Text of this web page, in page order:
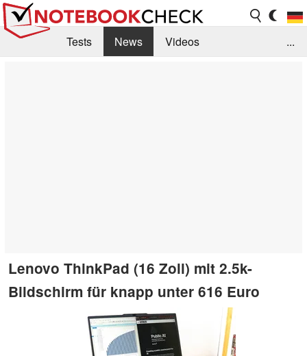
Tests News
Videos
...
Lenovo ThinkPad (16 Zoll) mit 2.5k-
Bildschirm für knapp unter 616 Euro